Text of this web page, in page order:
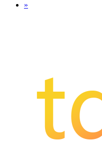
»